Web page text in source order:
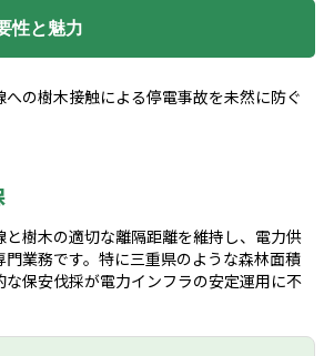
性と魅力
の樹木接触による停電事故を未然に防ぐ
樹木の適切な離隔距離を維持し、電力供
業務です。特に三重県のような森林面積
保安伐採が電力インフラの安定運用に不